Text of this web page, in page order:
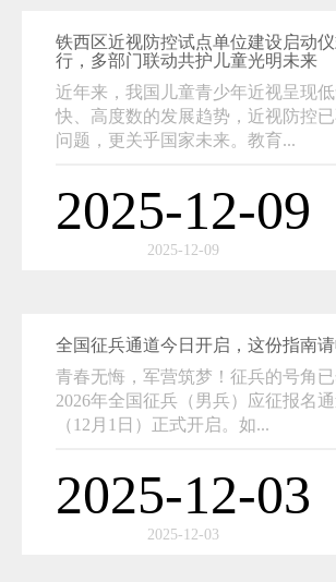
铁西区近视防控试点单位建设启动
行，多部门联动共护儿童光明未来
近年来，我国儿童青少年近视呈现
快、高度数的发展趋势，近视防控
问题，更关乎国家未来。教育...
2025-12-09
2025-12-09
全国征兵通道今日开启，这份指南请
青春无悔，军营筑梦！征兵的号角已
2026年全国征兵（男兵）应征报名
（12月1日）正式开启。如...
2025-12-03
2025-12-03